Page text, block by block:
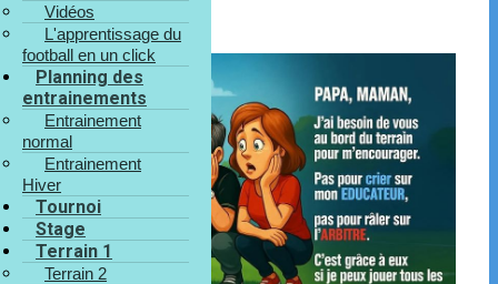
Vidéos
L'apprentissage du
football en un click
Planning des
entrainements
Entrainement
normal
Entrainement
Hiver
Tournoi
Stage
Terrain 1
Terrain 2